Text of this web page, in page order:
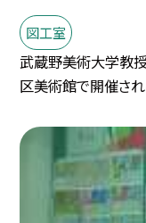
図工室
武蔵野美術大学教
区美術館で開催さ